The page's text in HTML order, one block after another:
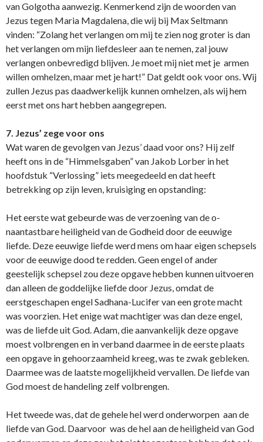
van Golgotha aanwezig. Kenmerkend zijn de woorden van
Jezus tegen Maria Magdalena, die wij bij Max Seltmann
vinden: “Zolang het verlangen om mij te zien nog groter is dan
het verlangen om mijn liefdesleer aan te nemen, zal jouw
verlangen o­nbevredigd blijven. Je moet mij niet met je armen
willen omhelzen, maar met je hart!” Dat geldt ook voor o­ns. Wij
zullen Jezus pas daadwerkelijk kunnen omhelzen, als wij hem
eerst met o­ns hart hebben aangegrepen.
7. Jezus’ zege voor o­ns
Wat waren de gevolgen van Jezus’ daad voor o­ns? Hij zelf
heeft o­ns in de “Himmelsgaben” van Jakob Lorber in het
hoofdstuk “Verlossing” iets meegedeeld en dat heeft
betrekking op zijn leven, kruisiging en opstanding:
Het eerste wat gebeurde was de verzoening van de o­
naantastbare heiligheid van de Godheid door de eeuwige
liefde. Deze eeuwige liefde werd mens om haar eigen schepsels
voor de eeuwige dood te redden. Geen engel of ander
geestelijk schepsel zou deze opgave hebben kunnen uitvoeren
dan alleen de goddelijke liefde door Jezus, omdat de
eerstgeschapen engel Sadhana-Lucifer van een grote macht
was voorzien. Het enige wat machtiger was dan deze engel,
was de liefde uit God. Adam, die aanvankelijk deze opgave
moest volbrengen en in verband daarmee in de eerste plaats
een opgave in gehoorzaamheid kreeg, was te zwak gebleken.
Daarmee was de laatste mogelijkheid vervallen. De liefde van
God moest de handeling zelf volbrengen.
Het tweede was, dat de gehele hel werd o­nderworpen aan de
liefde van God. Daarvoor was de hel aan de heiligheid van God